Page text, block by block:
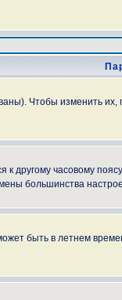
Чтобы изменить их,
часовому
большинства
быть в летнем